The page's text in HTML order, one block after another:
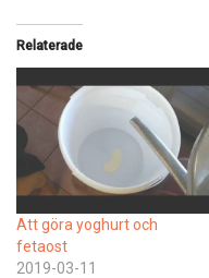
Relaterade
Att göra yoghurt och
fetaost
2019-03-11